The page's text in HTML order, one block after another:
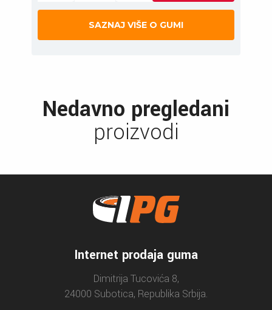
SAZNAJ VIŠE O GUMI
Nedavno pregledani
proizvodi
Internet prodaja guma
Dimitrija Tucovića 8,
24000 Subotica, Republika Srbija.